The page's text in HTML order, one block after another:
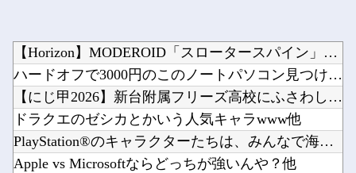
【Horizon】MODEROID「スロータースパイン」プラ...
ハードオフで3000円のこのノートパソコン見つけたんだけどど...
【にじ甲2026】新台附属フリーズ高校にふさわしい激アツ寄せ...
ドラクエのゼシカとかいう人気キャラwww他
PlayStation®のキャラクターたちは、みんなで海に行...
Apple vs Microsoftならどっちが強いんや？他